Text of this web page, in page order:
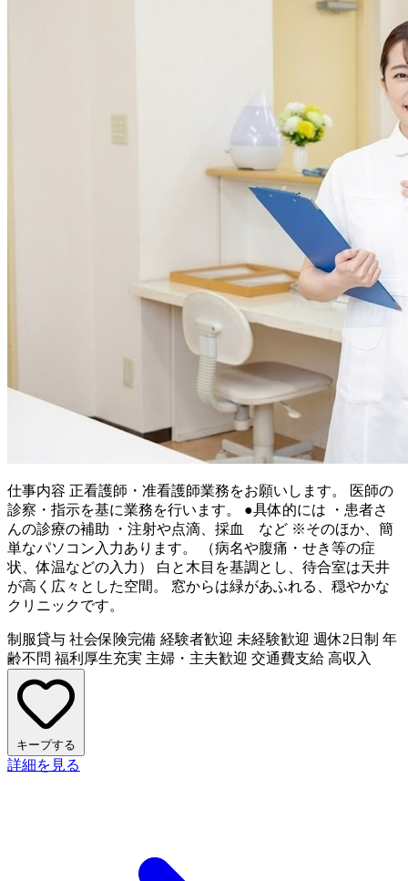
仕事内容 正看護師・准看護師業務をお願いします。 医師の
診察・指示を基に業務を行います。 ●具体的には ・患者さ
んの診療の補助 ・注射や点滴、採血 など ※そのほか、簡
単なパソコン入力あります。 （病名や腹痛・せき等の症
状、体温などの入力） 白と木目を基調とし、待合室は天井
が高く広々とした空間。 窓からは緑があふれる、穏やかな
クリニックです。
制服貸与 社会保険完備 経験者歓迎 未経験歓迎 週休2日制 年
齢不問 福利厚生充実 主婦・主夫歓迎 交通費支給 高収入
キープする
詳細を見る